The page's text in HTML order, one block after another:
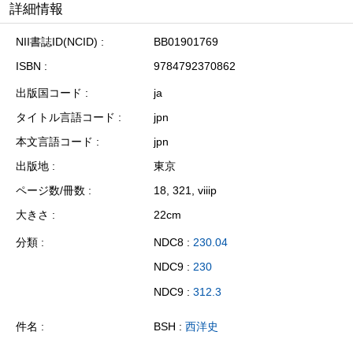
詳細情報
NII書誌ID(NCID)
BB01901769
ISBN
9784792370862
出版国コード
ja
タイトル言語コード
jpn
本文言語コード
jpn
出版地
東京
ページ数/冊数
18, 321, viiip
大きさ
22cm
分類 NDC8 : 230.04
NDC9 : 230
NDC9 : 312.3
件名 BSH : 西洋史